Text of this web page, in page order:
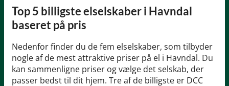
Top 5 billigste elselskaber i Havndal
baseret på pris
Nedenfor finder du de fem elselskaber, som tilbyder
nogle af de mest attraktive priser på el i Havndal. Du
kan sammenligne priser og vælge det selskab, der
passer bedst til dit hjem. Tre af de billigste er DCC